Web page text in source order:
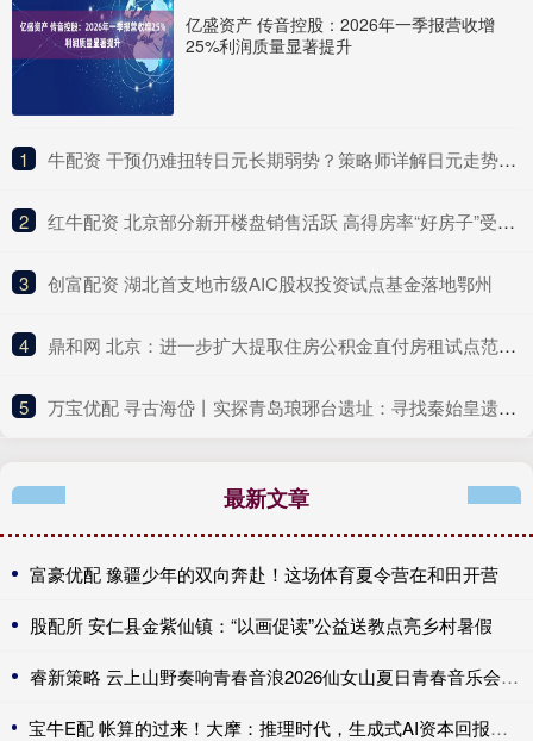
亿盛资产 传音控股：2026年一季报营收增
25%利润质量显著提升
1 ​牛配资 干预仍难扭转日元长期弱势？策略师详解日元走势逻辑
2 ​红牛配资 北京部分新开楼盘销售活跃 高得房率“好房子”受青睐
3 ​创富配资 湖北首支地市级AIC股权投资试点基金落地鄂州
4 ​鼎和网 北京：进一步扩大提取住房公积金直付房租试点范围 可“按季直付”
5 ​万宝优配 寻古海岱丨实探青岛琅琊台遗址：寻找秦始皇遗迹，夔龙纹建筑构件华美耀眼
最新文章
富豪优配 豫疆少年的双向奔赴！这场体育夏令营在和田开营
股配所 安仁县金紫仙镇：“以画促读”公益送教点亮乡村暑假
睿新策略 云上山野奏响青春音浪2026仙女山夏日青春音乐会来了
宝牛E配 帐算的过来！大摩：推理时代，生成式AI资本回报率或达25-50%